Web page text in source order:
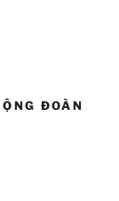
ĐOÀN